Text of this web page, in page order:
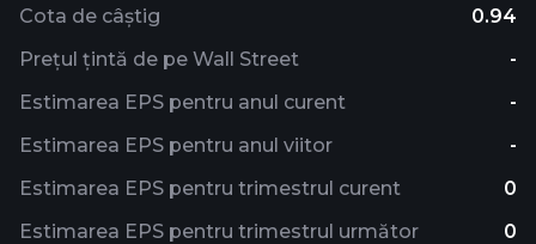
Cota de câștig
0.94
Prețul țintă de pe Wall Street
-
Estimarea EPS pentru anul curent
-
Estimarea EPS pentru anul viitor
-
Estimarea EPS pentru trimestrul curent
0
Estimarea EPS pentru trimestrul următor
0